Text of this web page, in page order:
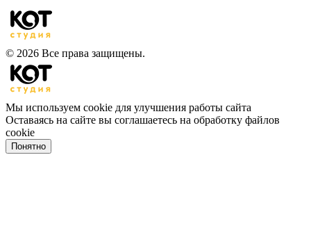
© 2026 Все права защищены.
Мы используем cookie для улучшения работы сайта
Оставаясь на сайте вы соглашаетесь на обработку файлов
cookie
Понятно